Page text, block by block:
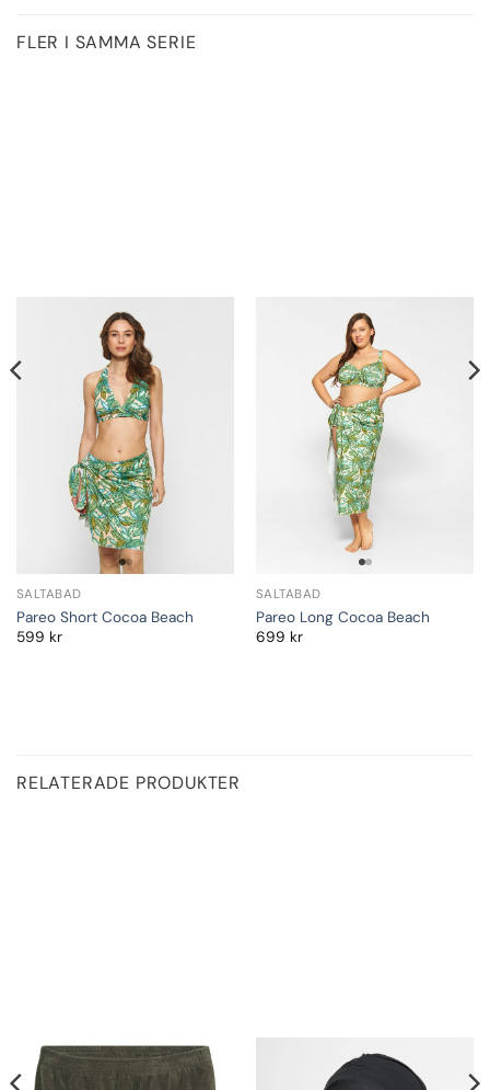
FLER I SAMMA SERIE
SALTABAD
Pareo Short Cocoa Beach
599 kr
SALTABAD
Pareo Long Cocoa Beach
699 kr
RELATERADE PRODUKTER